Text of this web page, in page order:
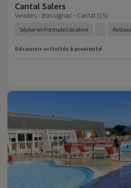
Cantal Salers
Vendes - Bassignac - Cantal (15)
Séjour en Formule Locative
Découvrir activités à proximité